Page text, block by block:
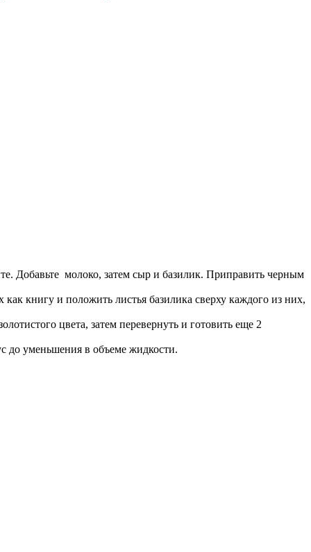
Добавьте молоко, затем сыр и базилик. Приправить черным
как книгу и положить листья базилика сверху каждого из них,
цвета, затем перевернуть и готовить еще 2
до уменьшения в объеме жидкости.